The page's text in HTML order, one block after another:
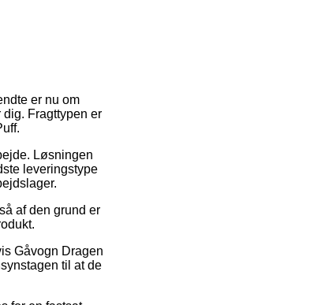
er nu om
Fragttypen er
Løsningen
leveringstype
af den grund er
Gåvogn Dragen
til at de